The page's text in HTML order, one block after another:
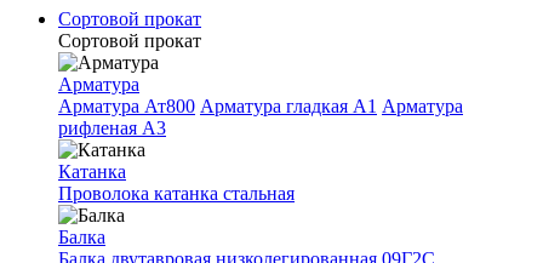
Сортовой прокат
Сортовой прокат
Арматура
Арматура Ат800 Арматура гладкая A1 Арматура
рифленая A3
Катанка
Проволока катанка стальная
Балка
Балка двутавровая низколегированная 09Г2С